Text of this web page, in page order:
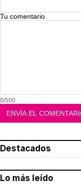
Tu comentario
0/500
Destacados
Lo más leído